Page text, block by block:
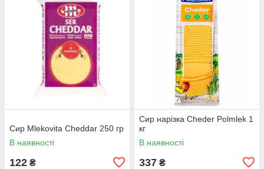
Сир Mlekovita Cheddar 250 гр
В наявності
122 ₴
Сир нарізка Cheder Polmlek 1
кг
В наявності
337 ₴